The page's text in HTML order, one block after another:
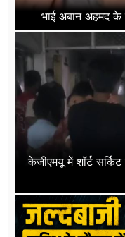
भाई अबान अहमद
केजीएमयू में शॉर्ट